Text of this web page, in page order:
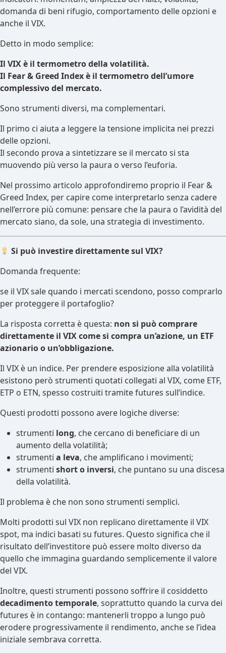
domanda di beni rifugio, comportamento delle opzioni e
anche il VIX.
Detto in modo semplice:
Il VIX è il termometro della volatilità.
Il Fear & Greed Index è il termometro dell’umore
complessivo del mercato.
Sono strumenti diversi, ma complementari.
Il primo ci aiuta a leggere la tensione implicita nei prezzi
delle opzioni.
Il secondo prova a sintetizzare se il mercato si sta
muovendo più verso la paura o verso l’euforia.
Nel prossimo articolo approfondiremo proprio il Fear &
Greed Index, per capire come interpretarlo senza cadere
nell’errore più comune: pensare che la paura o l’avidità del
mercato siano, da sole, una strategia di investimento.
Si può investire direttamente sul VIX?
Domanda frequente:
se il VIX sale quando i mercati scendono, posso comprarlo
per proteggere il portafoglio?
La risposta corretta è questa: non si può comprare
direttamente il VIX come si compra un’azione, un ETF
azionario o un’obbligazione.
Il VIX è un indice. Per prendere esposizione alla volatilità
esistono però strumenti quotati collegati al VIX, come ETF,
ETP o ETN, spesso costruiti tramite futures sull’indice.
Questi prodotti possono avere logiche diverse:
strumenti long, che cercano di beneficiare di un
aumento della volatilità;
strumenti a leva, che amplificano i movimenti;
strumenti short o inversi, che puntano su una discesa
della volatilità.
Il problema è che non sono strumenti semplici.
Molti prodotti sul VIX non replicano direttamente il VIX
spot, ma indici basati su futures. Questo significa che il
risultato dell’investitore può essere molto diverso da
quello che immagina guardando semplicemente il valore
del VIX.
Inoltre, questi strumenti possono soffrire il cosiddetto
decadimento temporale, soprattutto quando la curva dei
futures è in contango: mantenerli troppo a lungo può
erodere progressivamente il rendimento, anche se l’idea
iniziale sembrava corretta.